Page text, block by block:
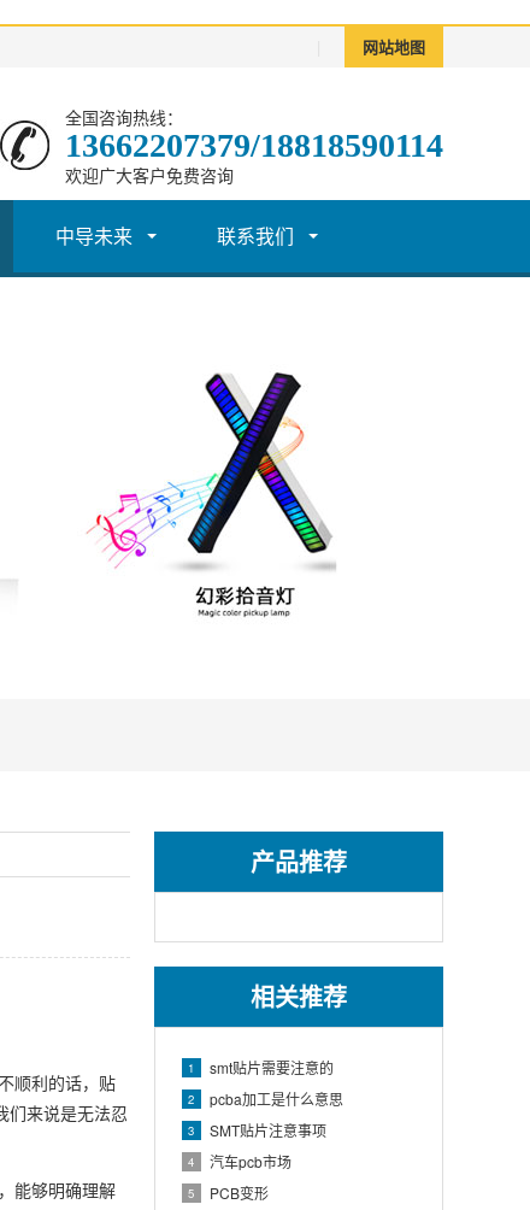
网站地图
全国咨询热线：
13662207379/18818590114
欢迎广大客户免费咨询
中导未来 联系我们
产品推荐
相关推荐
1 smt贴片需要注意的
2 pcba加工是什么意思
3 SMT贴片注意事项
4 汽车pcb市场
5 PCB变形
顺利的话，贴
们来说是无法忍
能够明确理解